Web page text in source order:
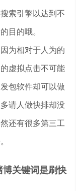
索引擎以达到不
目的哦。
为相对于人为的
虚拟点击不可能
包软件却可以做
请人做快排却没
还有很多第三工
关键词是刷快